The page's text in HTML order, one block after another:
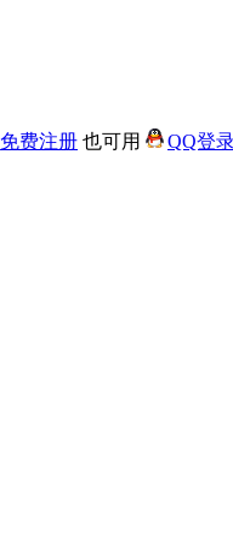
免费注册 也可用 QQ登